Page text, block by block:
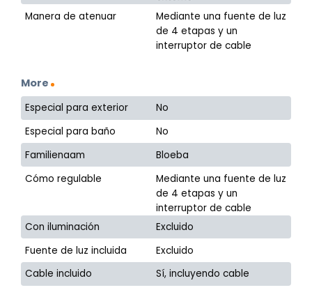
Manera de atenuar
Mediante una fuente de luz
de 4 etapas y un
interruptor de cable
More
Especial para exterior
No
Especial para baño
No
Familienaam
Bloeba
Cómo regulable
Mediante una fuente de luz
de 4 etapas y un
interruptor de cable
Con iluminación
Excluido
Fuente de luz incluida
Excluido
Cable incluido
Sí, incluyendo cable